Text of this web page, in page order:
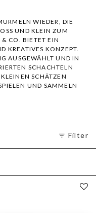
WIEDER, DIE
UND KLEIN ZUM
CO. BIETET EIN
KREATIVES KONZEPT.
AUSGEWÄHLT UND IN
SCHACHTELN
SCHÄTZEN
UND SAMMELN
Filter